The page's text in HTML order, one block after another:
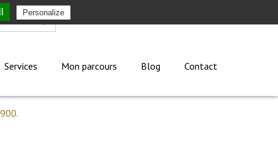
Services Mon parcours Blog Contact
Personalize